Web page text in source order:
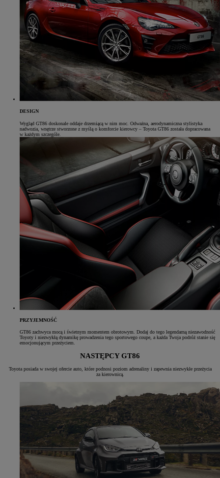
DESIGN
Wygląd GT86 doskonale oddaje drzemiącą w nim moc. Odważna, aerodynamiczna stylistyka
nadwozia, wnętrze stworzone z myślą o komforcie kierowcy – Toyota GT86 została dopracowana
w każdym szczególe.
PRZYJEMNOŚĆ
GT86 zachwyca mocą i świetnym momentem obrotowym. Dodaj do tego legendarną niezawodność
Toyoty i niezwykłą dynamikę prowadzenia tego sportowego coupe, a każda Twoja podróż stanie się
emocjonującym przeżyciem.
NASTĘPCY GT86
Toyota posiada w swojej ofercie auto, które podnosi poziom adrenaliny i zapewnia niezwykłe przeżycia
za kierownicą.